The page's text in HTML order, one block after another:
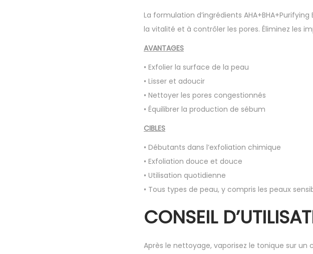
La formulation d’ingrédients
la vitalité et à contrôler les pores. Éliminez les
AVANTAGES
• Exfolier la surface de la peau
• Lisser et adoucir
• Nettoyer les pores congestionnés
• Équilibrer la production de sébum
CIBLES
• Débutants dans l’exfoliation chimique
• Exfoliation douce et douce
• Utilisation quotidienne
• Tous types de peau, y compris les peaux
CONSEIL
Après le nettoyage, vaporisez le tonique sur